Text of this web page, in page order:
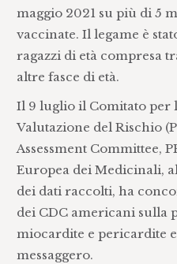
maggio 2021 su più di 5
vaccinate. Il legame è
ragazzi di età compresa
altre fasce di età.
Il 9 luglio il Comitato per
Valutazione del Rischio
Assessment Committee,
Europea dei Medicinali,
dei dati raccolti, ha
dei CDC americani sulla
miocardite e pericardite
messaggero.